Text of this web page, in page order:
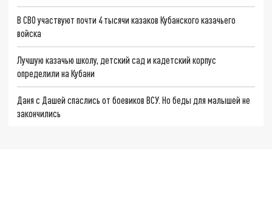
В СВО участвуют почти 4 тысячи казаков Кубанского казачьего
войска
Лучшую казачью школу, детский сад и кадетский корпус
определили на Кубани
Даня с Дашей спаслись от боевиков ВСУ. Но беды для малышей не
закончились